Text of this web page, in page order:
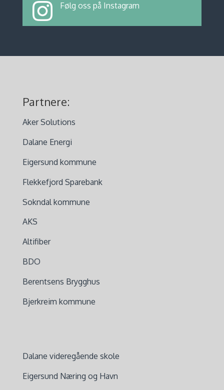
Følg oss på Instagram
Partnere:
Aker Solutions
Dalane Energi
Eigersund kommune
Flekkefjord Sparebank
Sokndal kommune
AKS
Altifiber
BDO
Berentsens Brygghus
Bjerkreim kommune
Dalane videregående skole
Eigersund Næring og Havn